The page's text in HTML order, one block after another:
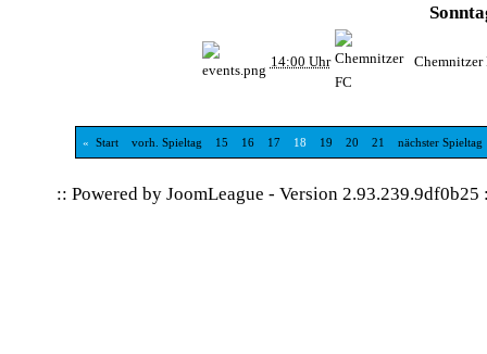
14:00 Uhr Chemnitzer
« Start vorh. Spieltag 15 16 1718 19 20 21 nächster Spieltag
:: Powered by JoomLeague - Version 2.93.239.9df0b25